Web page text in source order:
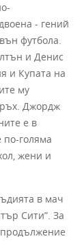
- гений
футбола.
и Денис
и Купата на
му
Джордж
е в
по-голяма
жени и
в мач
Сити”. За